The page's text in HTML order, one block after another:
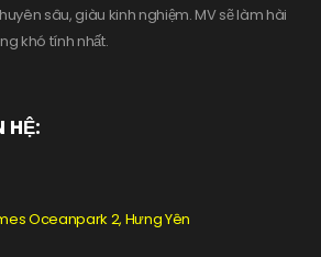
sâu, giàu kinh nghiệm. MV sẽ làm hài
khó tính nhất.
HỆ:
Oceanpark 2, Hưng Yên